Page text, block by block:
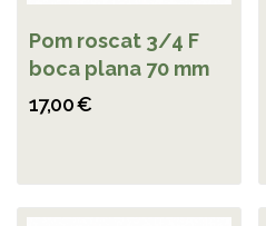
Pom roscat 3/4 F
boca plana 70 mm
17,00 €